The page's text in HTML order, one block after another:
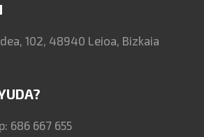
102, 48940 Leioa, Bizkaia
686 667 655